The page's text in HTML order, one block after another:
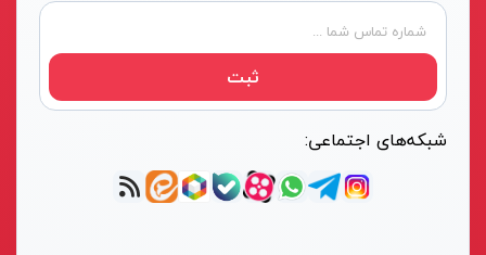
ثبت
شبکه‌های اجتماعی: